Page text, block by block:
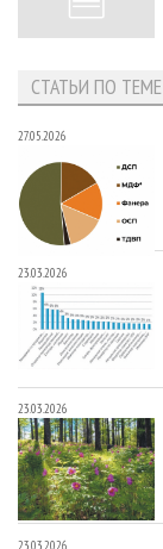
СТАТЬИ ПО ТЕМЕ
27.05.2026
23.03.2026
23.03.2026
23.03.2026